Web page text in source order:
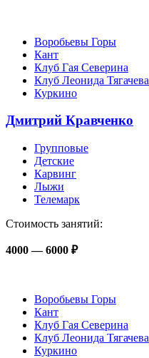
Воробьевы Горы
Кант
Клуб Гая Северина
Клуб Леонида Тягачева
Куркино
Дмитрий Кравченко
Групповые
Детские
Карвинг
Лыжи
Телемарк
Стоимость занятий:
4000 — 6000 ₽
Воробьевы Горы
Кант
Клуб Гая Северина
Клуб Леонида Тягачева
Куркино